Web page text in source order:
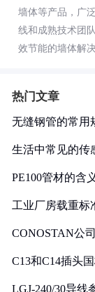
墙体等产品，广
线和成熟技术团
效节能的墙体解
热门文章
无缝钢管的常用
生活中常见的传
PE100管材的含
工业厂房载重标
CONOSTAN公
C13和C14插头
LGJ-240/30导线